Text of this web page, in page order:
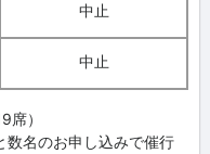
中止
中止
）
数名のお申し込みで催行